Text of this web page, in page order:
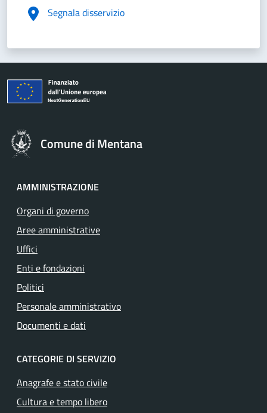
Segnala disservizio
Comune di Mentana
AMMINISTRAZIONE
Organi di governo
Aree amministrative
Uffici
Enti e fondazioni
Politici
Personale amministrativo
Documenti e dati
CATEGORIE DI SERVIZIO
Anagrafe e stato civile
Cultura e tempo libero